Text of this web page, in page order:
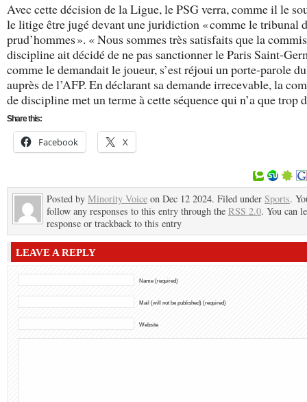
Avec cette décision de la Ligue, le PSG verra, comme il le
le litige être jugé devant une juridiction « comme le tribunal
prud’hommes ». « Nous sommes très satisfaits que la
discipline ait décidé de ne pas sanctionner le Paris Saint-
comme le demandait le joueur, s’est réjoui un porte-parole
auprès de l’AFP. En déclarant sa demande irrecevable, la
de discipline met un terme à cette séquence qui n’a que trop
Share this:
Facebook X
Posted by Minority Voice on Dec 12 2024. Filed under Sports.
follow any responses to this entry through the RSS 2.0. You can
response or trackback to this entry
LEAVE A REPLY
Name (required)
Mail (will not be published) (required)
Website